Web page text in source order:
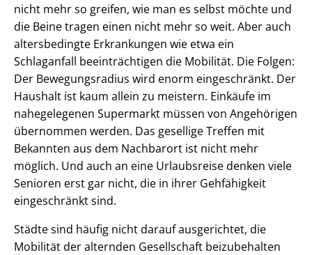
nicht mehr so greifen, wie man es selbst möchte und
die Beine tragen einen nicht mehr so weit. Aber auch
altersbedingte Erkrankungen wie etwa ein
Schlaganfall beeinträchtigen die Mobilität. Die Folgen:
Der Bewegungsradius wird enorm eingeschränkt. Der
Haushalt ist kaum allein zu meistern. Einkäufe im
nahegelegenen Supermarkt müssen von Angehörigen
übernommen werden. Das gesellige Treffen mit
Bekannten aus dem Nachbarort ist nicht mehr
möglich. Und auch an eine Urlaubsreise denken viele
Senioren erst gar nicht, die in ihrer Gehfähigkeit
eingeschränkt sind.
Städte sind häufig nicht darauf ausgerichtet, die
Mobilität der alternden Gesellschaft beizubehalten